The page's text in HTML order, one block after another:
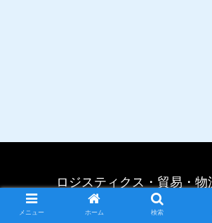
ロジスティクス・貿易・物
©行政書士法人運輸交通法務セ
メニュー ホーム 検索